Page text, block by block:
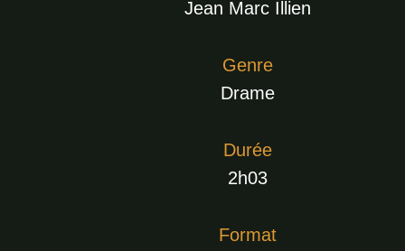
Jean Marc Illien
Genre
Drame
Durée
2h03
Format